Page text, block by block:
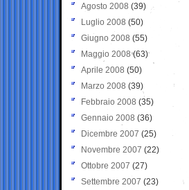
Agosto 2008 (39)
Luglio 2008 (50)
Giugno 2008 (55)
Maggio 2008(63)
Aprile 2008 (50)
Marzo 2008 (39)
Febbraio 2008 (35)
Gennaio 2008 (36)
Dicembre 2007 (25)
Novembre 2007 (22)
Ottobre 2007 (27)
Settembre 2007 (23)